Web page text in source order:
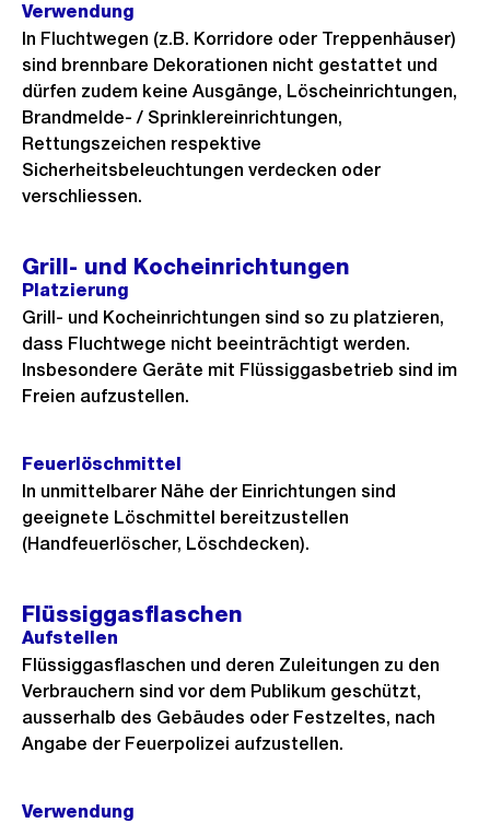
Verwendung
In Fluchtwegen (z.B. Korridore oder Treppenhäuser)
sind brennbare Dekorationen nicht gestattet und
dürfen zudem keine Ausgänge, Löscheinrichtungen,
Brandmelde- / Sprinklereinrichtungen,
Rettungszeichen respektive
Sicherheitsbeleuchtungen verdecken oder
verschliessen.
Grill- und Kocheinrichtungen
Platzierung
Grill- und Kocheinrichtungen sind so zu platzieren,
dass Fluchtwege nicht beeinträchtigt werden.
Insbesondere Geräte mit Flüssiggasbetrieb sind im
Freien aufzustellen.
Feuerlöschmittel
In unmittelbarer Nähe der Einrichtungen sind
geeignete Löschmittel bereitzustellen
(Handfeuerlöscher, Löschdecken).
Flüssiggasflaschen
Aufstellen
Flüssiggasflaschen und deren Zuleitungen zu den
Verbrauchern sind vor dem Publikum geschützt,
ausserhalb des Gebäudes oder Festzeltes, nach
Angabe der Feuerpolizei aufzustellen.
Verwendung